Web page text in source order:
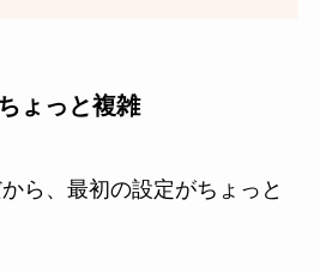
ょっと複雑
ら、最初の設定がちょっと